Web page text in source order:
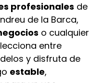
profesionales de
de la Barca,
o cualquier
entre
y disfruta de
estable,